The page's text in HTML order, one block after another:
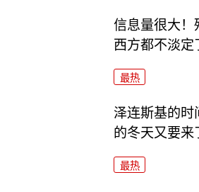
信息量很大！
西方都不淡定
最热
泽连斯基的时
的冬天又要来
最热